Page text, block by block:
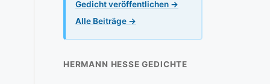
Gedicht veröffentlichen →
Alle Beiträge →
HERMANN HESSE GEDICHTE